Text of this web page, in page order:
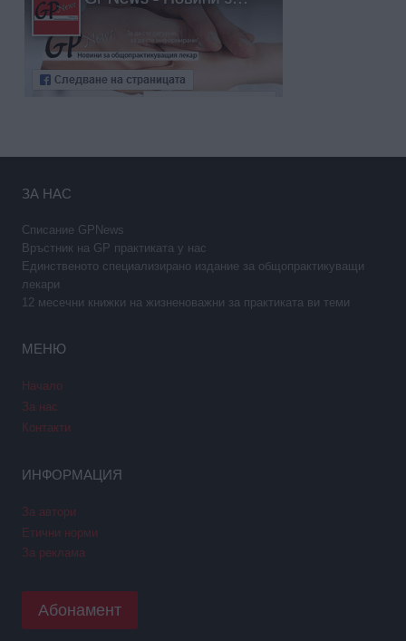
ЗА НАС
Списание GPNews
Връстник на GP практиката у нас
Единственото специализирано издание за общопрактикуващи
лекари
12 месечни книжки на жизненоважни за практиката ви теми
МЕНЮ
Начало
За нас
Контакти
ИНФОРМАЦИЯ
За автори
Етични норми
За реклама
Абонамент